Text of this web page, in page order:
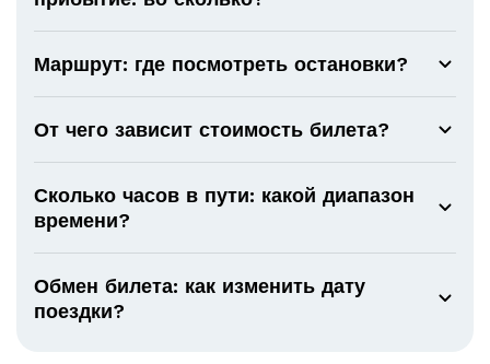
Маршрут: где посмотреть остановки?
От чего зависит стоимость билета?
Сколько часов в пути: какой диапазон
времени?
Обмен билета: как изменить дату
поездки?